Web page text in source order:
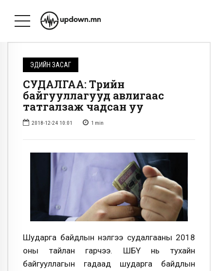
ЭДИЙН ЗАСАГ
СУДАЛГАА: Төрийн
байгууллагууд авлигаас
татгалзаж чадсан уу
2018-12-24 10:01 1 min
Шударга байдлын үнэлгээ судалгааны 2018
оны тайлан гарчээ. ШБҮ нь тухайн
байгууллагын гадаад шударга байдлын